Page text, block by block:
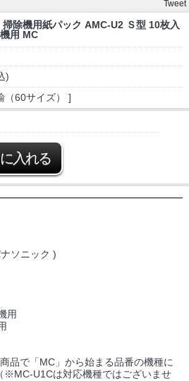
Tweet
除機用紙パック AMC-U2 Ｓ型 10枚入
用 MC
)
（60サイズ） ]
ソニック )
用
品で「MC」から始まる品番の機種に
※MC-U1Cは対応機種ではございませ